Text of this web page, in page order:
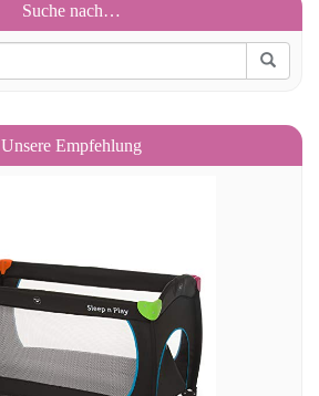
Suche nach…
Unsere Empfehlung